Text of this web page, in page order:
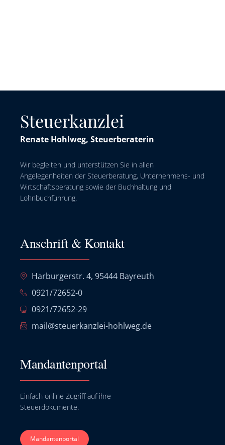
Steuerkanzlei
Renate Hohlweg, Steuerberaterin
Wir begleiten und unterstützen Sie in allen
Angelegenheiten der Steuerberatung, Unternehmens- und
Wirtschaftsberatung sowie der Buchhaltung und
Lohnbuchführung.
Anschrift & Kontakt
Harburgerstr. 4, 95444 Bayreuth
0921/72652-0
0921/72652-29
mail@steuerkanzlei-hohlweg.de
Mandantenportal
Einfach online Zugriff auf ihre
Steuerdokumente.
Mandantenportal